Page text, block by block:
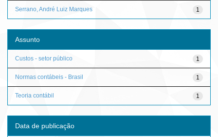
1
Serrano, André Luiz Marques
Assunto
1
Custos - setor público
1
Normas contábeis - Brasil
1
Teoria contábil
Data de publicação